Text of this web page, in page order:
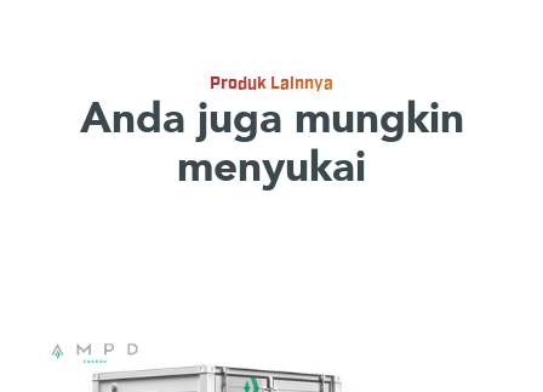
Produk Lainnya
Anda juga mungkin
menyukai